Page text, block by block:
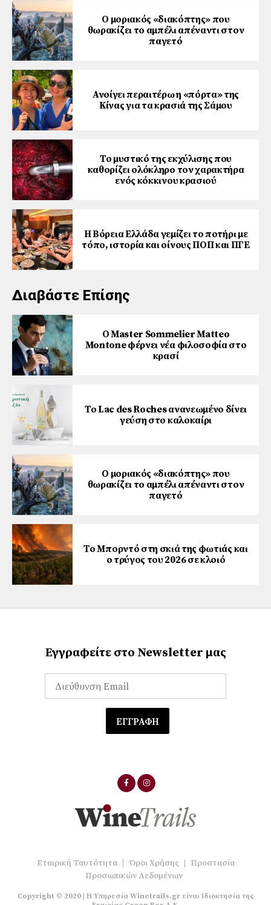
Ο μοριακός «διακόπτης» που
θωρακίζει το αμπέλι απέναντι στον
παγετό
Ανοίγει περαιτέρω η «πόρτα» της
Κίνας για τα κρασιά της Σάμου
Το μυστικό της εκχύλισης που
καθορίζει ολόκληρο τον χαρακτήρα
ενός κόκκινου κρασιού
Η Βόρεια Ελλάδα γεμίζει το ποτήρι με
τόπο, ιστορία και οίνους ΠΟΠ και ΠΓΕ
Διαβάστε Επίσης
Ο Master Sommelier Matteo
Montone φέρνει νέα φιλοσοφία στο
κρασί
Το Lac des Roches ανανεωμένο δίνει
γεύση στο καλοκαίρι
Ο μοριακός «διακόπτης» που
θωρακίζει το αμπέλι απέναντι στον
παγετό
Το Μπορντό στη σκιά της φωτιάς και
ο τρύγος του 2026 σε κλοιό
Εγγραφείτε στο Newsletter μας
Εταιρική Ταυτότητα Όροι Χρήσης
Προστασία
Προσωπικών Δεδομένων
Copyright © 2020 | Η Υπηρεσία Winetrails.gr είναι Ιδιοκτησία της